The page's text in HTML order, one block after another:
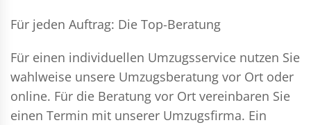
Für jeden Auftrag: Die Top-Beratung
Für einen individuellen Umzugsservice nutzen Sie
wahlweise unsere Umzugsberatung vor Ort oder
online. Für die Beratung vor Ort vereinbaren Sie
einen Termin mit unserer Umzugsfirma. Ein